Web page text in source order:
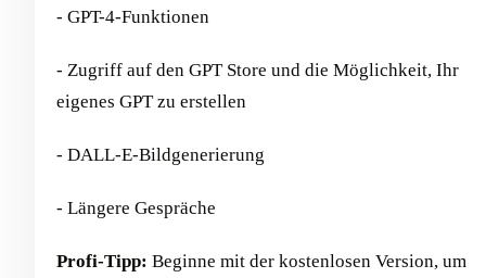
- GPT-4-Funktionen
- Zugriff auf den GPT Store und die Möglichkeit, Ihr
eigenes GPT zu erstellen
- DALL-E-Bildgenerierung
- Längere Gespräche
Profi-Tipp: Beginne mit der kostenlosen Version, um